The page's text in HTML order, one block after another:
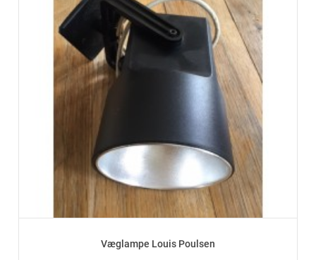
Væglampe Louis Poulsen